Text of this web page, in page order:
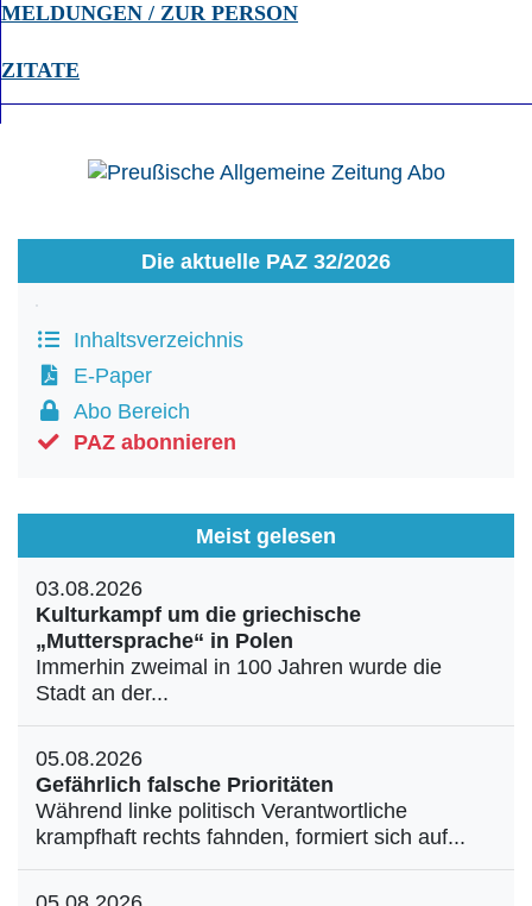
MELDUNGEN / ZUR PERSON
ZITATE
Die aktuelle PAZ 32/2026
Inhaltsverzeichnis
E-Paper
Abo Bereich
PAZ abonnieren
Meist gelesen
03.08.2026
Kulturkampf um die griechische
„Muttersprache“ in Polen
Immerhin zweimal in 100 Jahren wurde die
Stadt an der...
05.08.2026
Gefährlich falsche Prioritäten
Während linke politisch Verantwortliche
krampfhaft rechts fahnden, formiert sich auf...